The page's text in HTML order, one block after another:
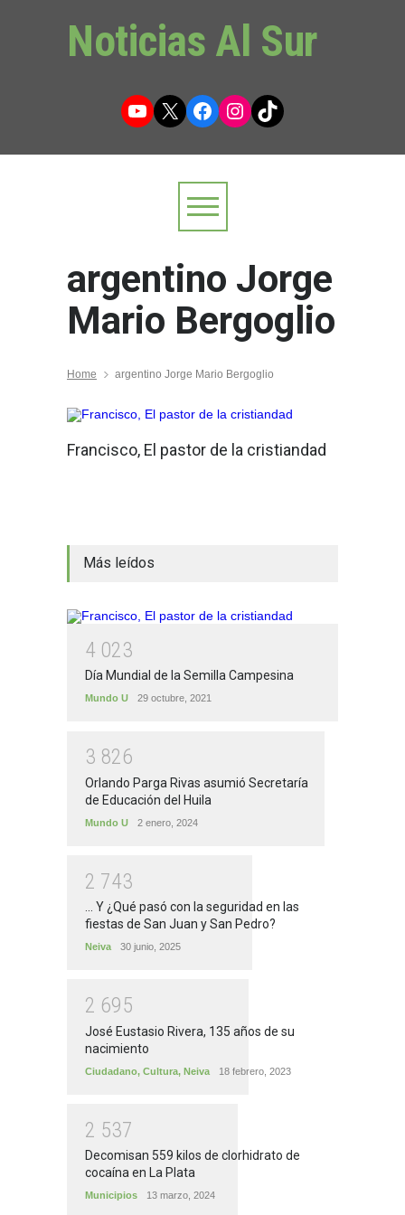
Noticias Al Sur
YouTube
X Facebook
Instagram
TikTok
argentino Jorge
Mario Bergoglio
Home argentino Jorge Mario Bergoglio
Francisco, El pastor de la cristiandad
Más leídos
4 023
Día Mundial de la Semilla Campesina
Mundo U 29 octubre, 2021
3 826
Orlando Parga Rivas asumió Secretaría
de Educación del Huila
Mundo U 2 enero, 2024
2 743
... Y ¿Qué pasó con la seguridad en las
fiestas de San Juan y San Pedro?
Neiva 30 junio, 2025
2 695
José Eustasio Rivera, 135 años de su
nacimiento
Ciudadano, Cultura, Neiva 18 febrero, 2023
2 537
Decomisan 559 kilos de clorhidrato de
cocaína en La Plata
Municipios 13 marzo, 2024